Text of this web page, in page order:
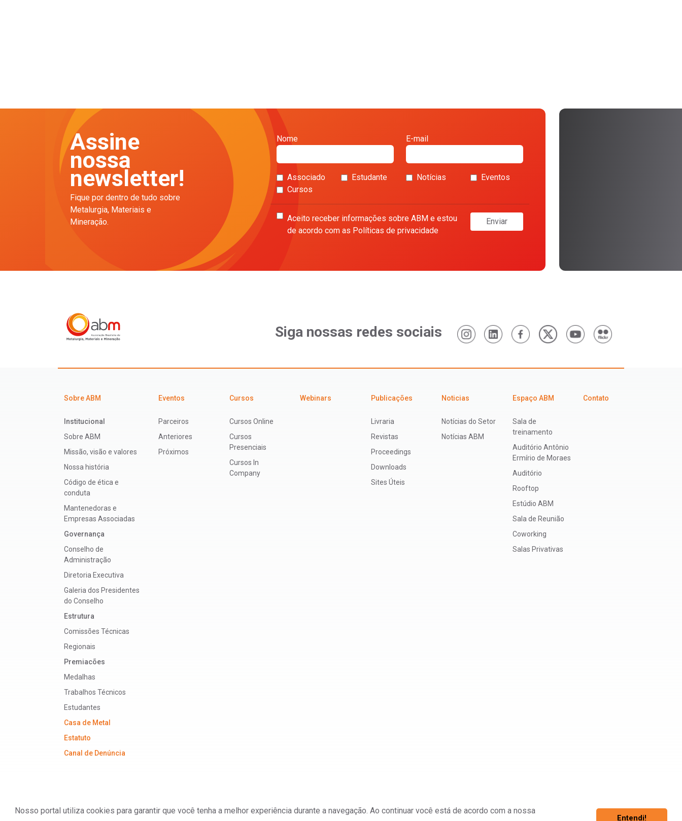
Nosso portal utiliza cookies para garantir que você tenha a melhor experiência durante a navegação. Ao continuar você está de acordo com a nossa
Entendi!
Assine
nossa
newsletter!
Fique por dentro de tudo sobre
Metalurgia, Materiais e
Mineração.
Nome E-mail
Associado Estudante Notícias
Eventos
Cursos
Aceito receber informações sobre ABM e estou
de acordo com as Políticas de privacidade
Enviar
Siga nossas redes sociais
Sobre ABM
Institucional
Sobre ABM
Missão, visão e valores
Nossa história
Código de ética e
conduta
Mantenedoras e
Empresas Associadas
Governança
Conselho de
Administração
Diretoria Executiva
Galeria dos Presidentes
do Conselho
Estrutura
Comissões Técnicas
Regionais
Premiacões
Medalhas
Trabalhos Técnicos
Estudantes
Casa de Metal
Estatuto
Canal de Denúncia
Eventos
Parceiros
Anteriores
Próximos
Cursos
Cursos Online
Cursos
Presenciais
Cursos In
Company
Webinars Publicações
Livraria
Revistas
Proceedings
Downloads
Sites Úteis
Noticias
Notícias do Setor
Notícias ABM
Espaço ABM
Sala de
treinamento
Auditório Antônio
Ermírio de Moraes
Auditório
Rooftop
Estúdio ABM
Sala de Reunião
Coworking
Salas Privativas
Contato